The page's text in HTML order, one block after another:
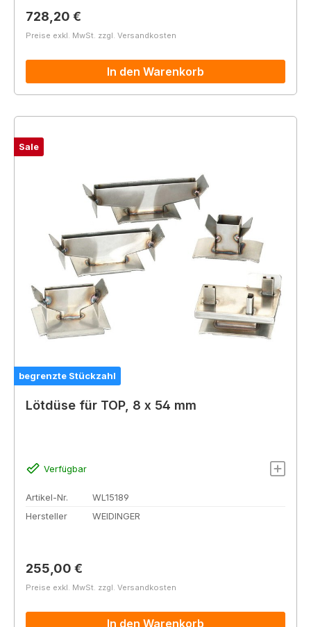
Regulärer Preis:
728,20 €
Preise exkl. MwSt. zzgl. Versandkosten
In den Warenkorb
Sale
begrenzte Stückzahl
Lötdüse für TOP, 8 x 54 mm
Verfügbar
Artikel-Nr.
WL15189
Hersteller
WEIDINGER
Regulärer Preis:
255,00 €
Preise exkl. MwSt. zzgl. Versandkosten
In den Warenkorb